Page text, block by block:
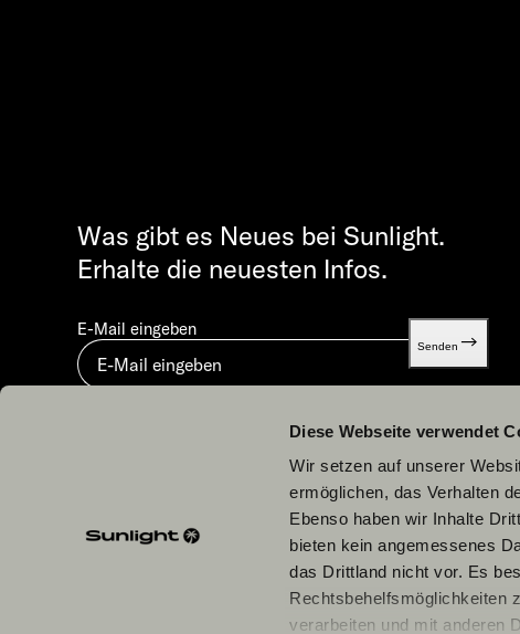
Diese Webseite verwendet
Wir setzen auf unserer
ermöglichen, das Verhalten
Ebenso haben wir Inhalte
bieten kein angemessenes
das Drittland nicht vor. Es
Rechtsbehelfsmöglichkeiten
verarbeiten und mit anderen
Was gibt es Neues bei Sunlight.
Erhalte die neuesten Infos.
E-Mail eingeben
Senden